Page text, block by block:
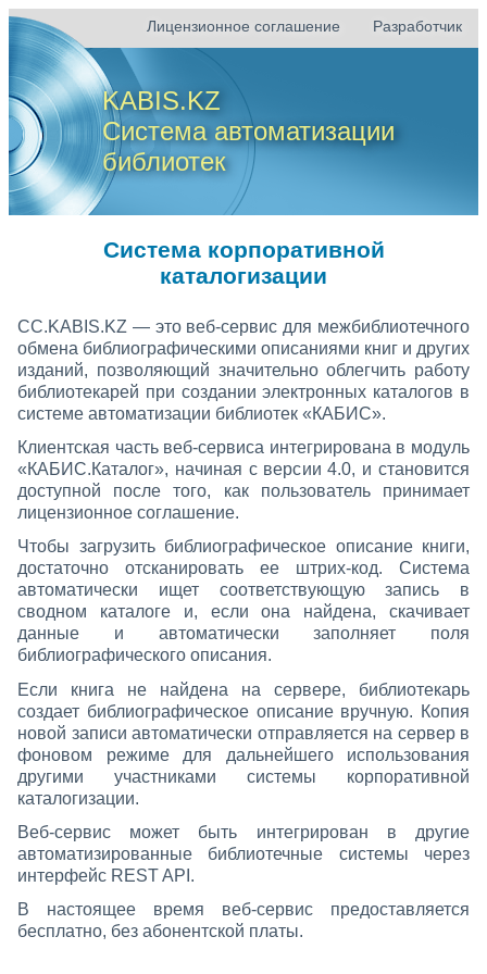
Разработчик
Лицензионное соглашение
KABIS.KZ
Система автоматизации
библиотек
Система корпоративной
каталогизации
CC.KABIS.KZ — это веб-сервис для межбиблиотечного
обмена библиографическими описаниями книг и других
изданий, позволяющий значительно облегчить работу
библиотекарей при создании электронных каталогов в
системе автоматизации библиотек «КАБИС».
Клиентская часть веб-сервиса интегрирована в модуль
«КАБИС.Каталог», начиная с версии 4.0, и становится
доступной после того, как пользователь принимает
лицензионное соглашение.
Чтобы загрузить библиографическое описание книги,
достаточно отсканировать ее штрих-код. Система
автоматически ищет соответствующую запись в
сводном каталоге и, если она найдена, скачивает
данные и автоматически заполняет поля
библиографического описания.
Если книга не найдена на сервере, библиотекарь
создает библиографическое описание вручную. Копия
новой записи автоматически отправляется на сервер в
фоновом режиме для дальнейшего использования
другими участниками системы корпоративной
каталогизации.
Веб-сервис может быть интегрирован в другие
автоматизированные библиотечные системы через
интерфейс REST API.
В настоящее время веб-сервис предоставляется
бесплатно, без абонентской платы.